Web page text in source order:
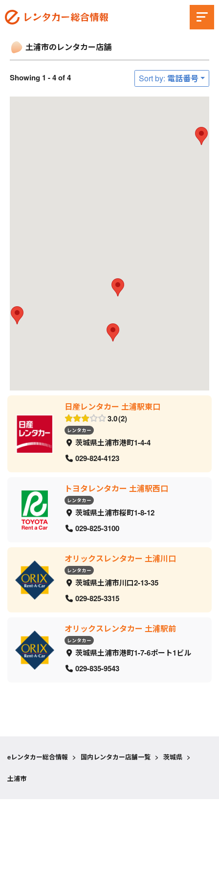
土浦市のレンタカー店舗
Showing 1 - 4 of 4 Sort by: 電話番号
日産レンタカー 土浦駅東口
3.0 2
レンタカー
茨城県土浦市港町1-4-4
029-824-4123
トヨタレンタカー 土浦駅西口
レンタカー
茨城県土浦市桜町1-8-12
029-825-3100
オリックスレンタカー 土浦川口
レンタカー
茨城県土浦市川口2-13-35
029-825-3315
オリックスレンタカー 土浦駅前
レンタカー
茨城県土浦市港町1-7-6ポート1ビル
029-835-9543
eレンタカー総合情報 > 国内レンタカー店舗一覧 > 茨城県 >
土浦市